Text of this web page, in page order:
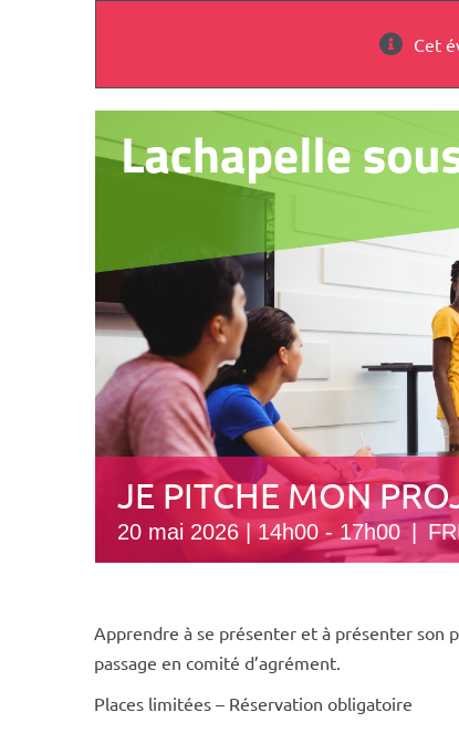
Cet
JE PITCHE MON
20 mai 2026 | 14h00-17h00
Apprendre à se présenter et à présenter son
passage en comité d’agrément.
Places limitées – Réservation obligatoire